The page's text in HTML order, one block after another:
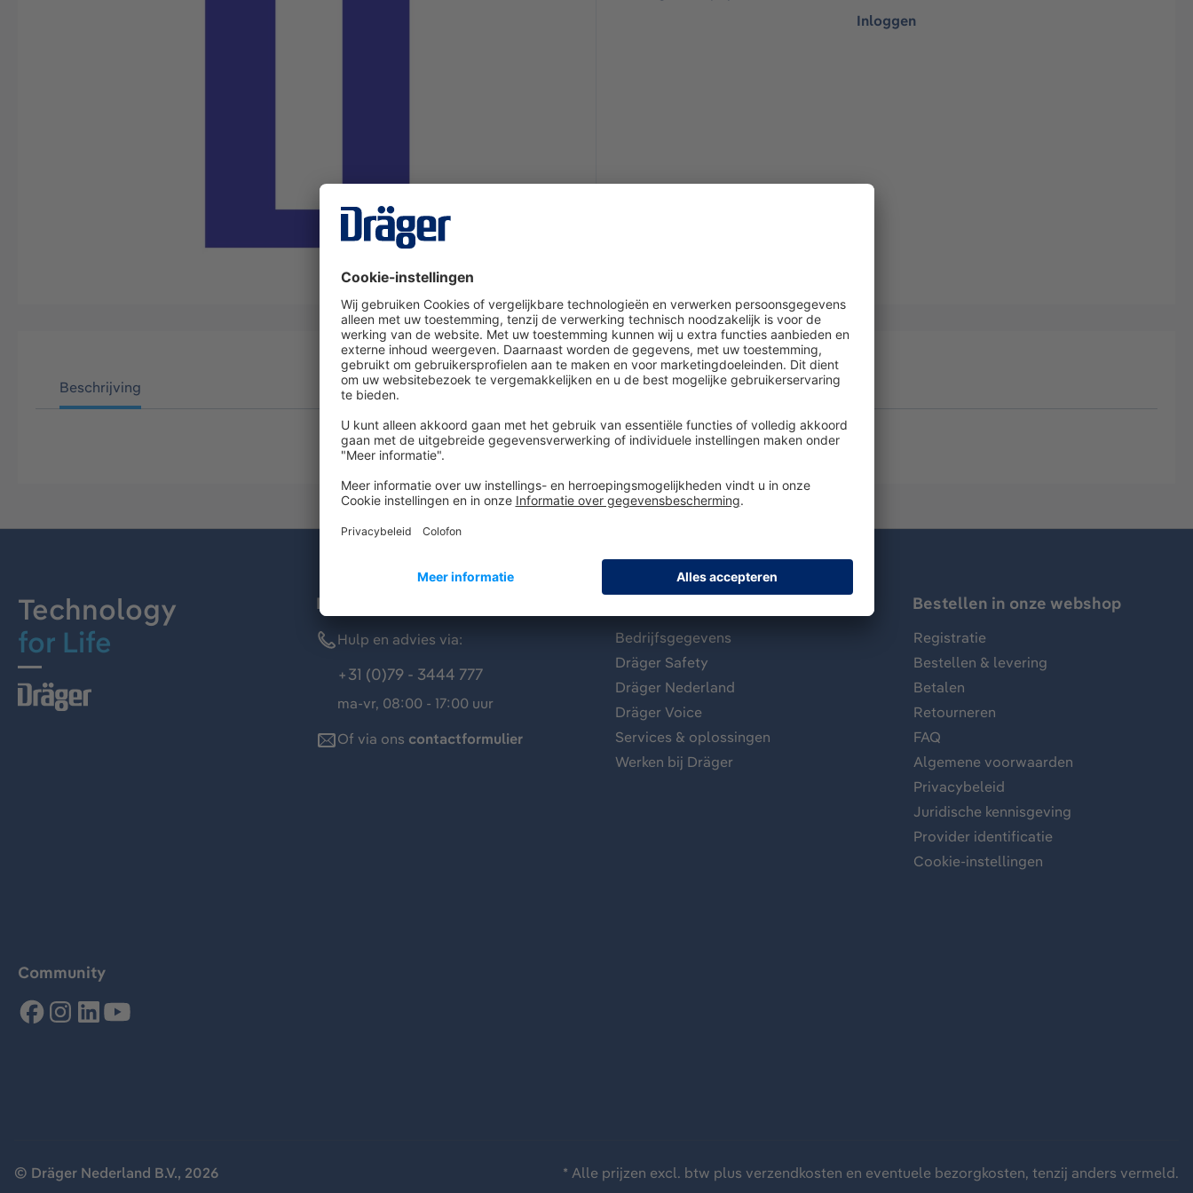
Inloggen
Beschrijving
Technology
for Life
Dräger klantenservice
Hulp en advies via:
+31 (0)79 - 3444 777
ma-vr, 08:00 - 17:00 uur
Of via ons contactformulier
Bedrijfsgegevens
Dräger Safety
Dräger Nederland
Dräger Voice
Services & oplossingen
Werken bij Dräger
Bestellen in onze webshop
Registratie
Bestellen & levering
Betalen
Retourneren
FAQ
Algemene voorwaarden
Privacybeleid
Juridische kennisgeving
Provider identificatie
Cookie-instellingen
Community
© Dräger Nederland B.V., 2026 * Alle prijzen excl. btw plus verzendkosten en eventuele bezorgkosten, tenzij anders vermeld.